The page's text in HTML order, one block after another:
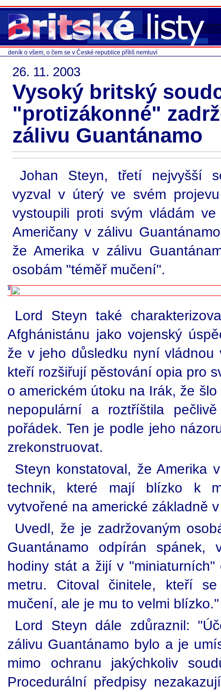
deník o všem, o čem se v České republice příliš nemluví
26. 11. 2003
Vysoký britský
"protizákonné"
zálivu Guantánamo
Johan Steyn, třetí nejvyšší
vyzval v úterý ve svém
vystoupili proti svým vládám
Američany v zálivu
že Amerika v zálivu
osobám "téměř mučení".
Lord Steyn také
Afghánistánu jako vojenský
že v jeho důsledku nyní
kteří rozšiřují pěstování opia pro
o americkém útoku na Irák, že
nepopulární a roztříštila
pořádek. Ten je podle jeho
zrekonstruovat.
Steyn konstatoval, že Amerika
technik, které mají blízko k
vytvořené na americké základně
Uvedl, že je zadržovaným
Guantánamo odpírán spánek,
hodiny stát a žijí v
metru. Citoval činitele, kteří
mučení, ale je mu to velmi blízko."
Lord Steyn dále zdůraznil:
zálivu Guantánamo bylo a je
mimo ochranu jakýchkoliv
Procedurální předpisy